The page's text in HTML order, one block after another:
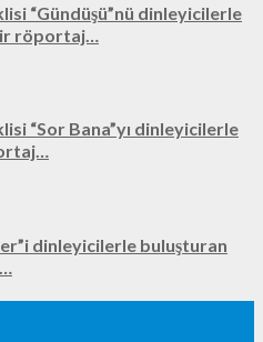
“Gündüşü”nü dinleyicilerle
röportaj…
“Sor Bana”yı dinleyicilerle
dinleyicilerle buluşturan